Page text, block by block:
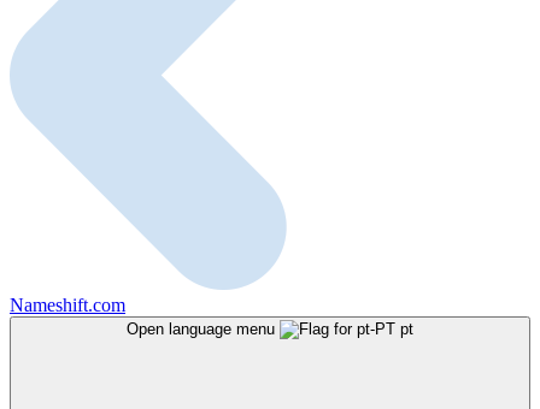
Nameshift.com
Open language menu pt